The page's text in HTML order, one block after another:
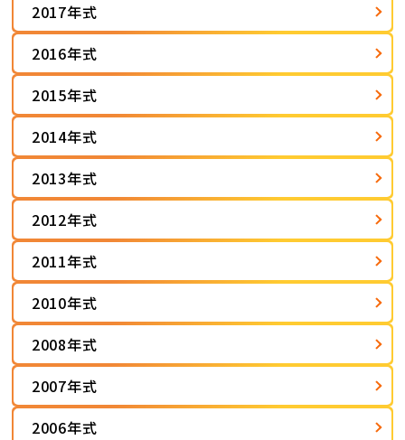
2017年式
2016年式
2015年式
2014年式
2013年式
2012年式
2011年式
2010年式
2008年式
2007年式
2006年式